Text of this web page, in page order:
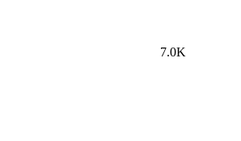
7.0K